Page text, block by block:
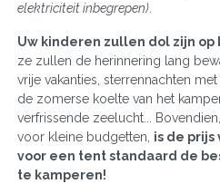
elektriciteit inbegrepen).
Uw kinderen zullen dol zijn
ze zullen de herinnering lang
vrije vakanties, sterrennachten
de zomerse koelte van het
verfrissende zeelucht...
voor kleine budgetten, is de
voor een tent standaard de
te kamperen!